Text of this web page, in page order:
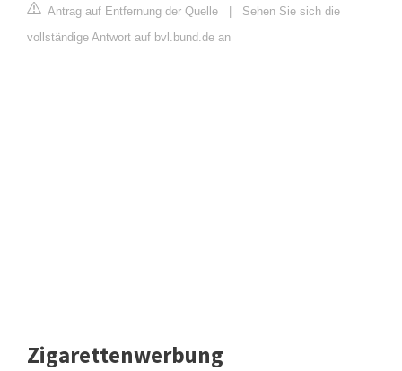
Antrag auf Entfernung der Quelle
Sehen Sie sich die
vollständige Antwort auf bvl.bund.de an
Zigarettenwerbung